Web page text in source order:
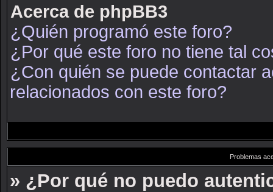
Acerca de phpBB3
¿Quién programó este foro?
¿Por qué este foro no tiene tal
¿Con quién se puede contactar
relacionados con este foro?
Problemas
» ¿Por qué no puedo